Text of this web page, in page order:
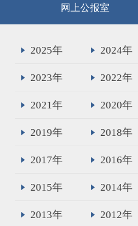
网上公报室
2025年 2024年
2023年 2022年
2021年 2020年
2019年 2018年
2017年 2016年
2015年 2014年
2013年 2012年